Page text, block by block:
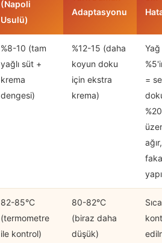
(Napoli
Usulü)
Adaptasyonu
%8-10 (tam
yağlı süt +
krema
dengesi)
%12-15 (daha
koyun doku
için ekstra
krema)
Yağ
=
82-85°C
(termometre
ile kontrol)
80-82°C
(biraz daha
düşük)